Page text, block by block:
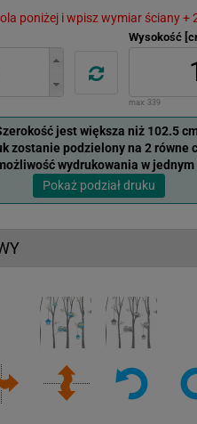
poniżej i wpisz wymiar ściany +
Wysokość
max: 339
jest większa niż 102.5
zostanie podzielony na 2 równe
wydrukowania w jednym
Pokaż podział druku